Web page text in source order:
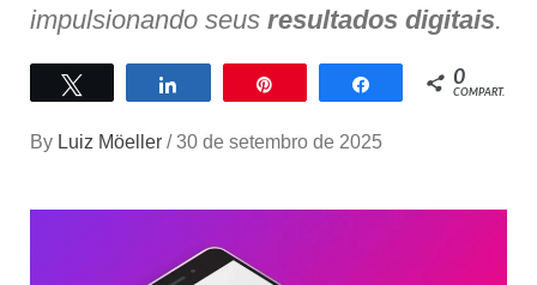
impulsionando seus resultados digitais.
Compartilhar Compartilhar
0
COMPART.
By Luiz Möeller / 30 de setembro de 2025